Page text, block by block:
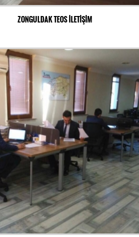
ZONGULDAK TEOS İLETİŞİM